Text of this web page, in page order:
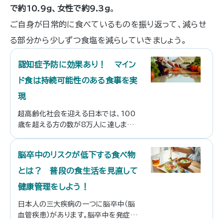
で約10.9g、女性で約9.3g。
ご自身が日常的に食べているものを振り返って、減らせ
る部分から少しずつ食塩を減らしていきましょう。
認知症予防に効果あり！ マイン
ド食は持続可能性のある食事を実
現
超高齢化社会を迎える日本では、100
歳を超える方の数が8万人に達しまし
しょう。認知症は加齢とともに誰でもな
りえる病気ですが、日々の食生活を改善
きます。今回は認知症予防に役立つ「マ
インド食」についてご紹介いたします！
脳卒中のリスクが低下する食べ物
とは？ 普段の食生活を見直して
健康管理をしよう！
日本人の三大疾病の一つに脳卒中（脳
血管疾患）があります。脳卒中を発症す